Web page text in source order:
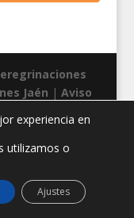
Jaén |Aviso
experiencia en
utilizamos o
Ajustes